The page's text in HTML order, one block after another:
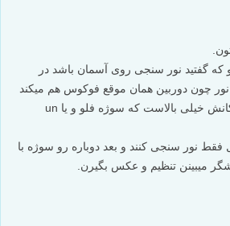
که گفتید نور سنجی روی آسمان باشد در
چون دوربین همان موقع فوکوس هم میکند
جدا از نور سنجی و امکانش خیلی بالاست که سوژه فلو و یا un
فقط نور سنجی کنند و بعد دوباره رو سوژه با
میبینن تنظیم و عکس بگیرن.